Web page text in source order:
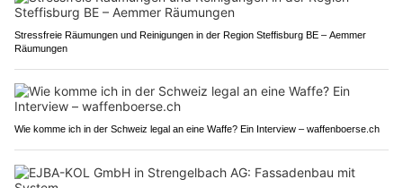
Stressfreie Räumungen und Reinigungen in der Region Steffisburg BE – Aemmer
Räumungen
Wie komme ich in der Schweiz legal an eine Waffe? Ein Interview – waffenboerse.ch